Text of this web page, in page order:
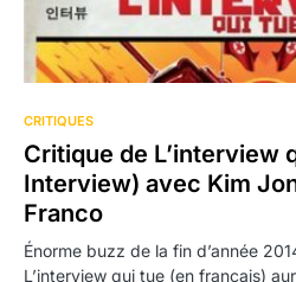
CRITIQUES
Critique de L’interview
Interview) avec Kim
Franco
Énorme buzz de la fin d’année
L’interview qui tue (en français)